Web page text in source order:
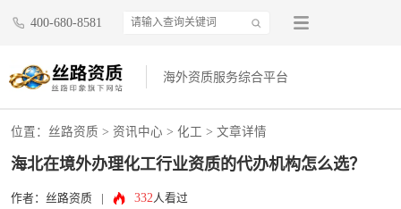
400-680-8581
海外资质服务综合平台
位置： 丝路资质 > 资讯中心 > 化工 > 文章详情
海北在境外办理化工行业资质的代办机构怎么选？
作者：丝路资质 332人看过